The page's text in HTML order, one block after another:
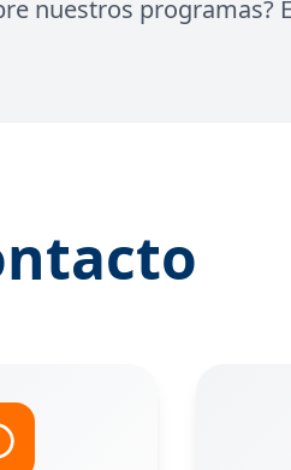
nuestros programas?